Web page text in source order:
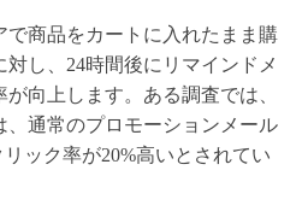
商品をカートに入れたまま購
し、24時間後にリマインドメ
向上します。ある調査では、
、通常のプロモーションメール
ック率が20%高いとされてい